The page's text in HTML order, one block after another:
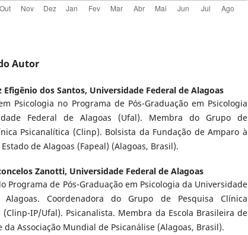
Autor
Efigênio dos Santos, Universidade Federal de Alagoas
Psicologia no Programa de Pós-Graduação em Psicologia
Federal de Alagoas (Ufal). Membra do Grupo de
Psicanalítica (Clinp). Bolsista da Fundação de Amparo à
de Alagoas (Fapeal) (Alagoas, Brasil).
Zanotti, Universidade Federal de Alagoas
Programa de Pós-Graduação em Psicologia da Universidade
Alagoas. Coordenadora do Grupo de Pesquisa Clínica
(Clinp-IP/Ufal). Psicanalista. Membra da Escola Brasileira de
da Associação Mundial de Psicanálise (Alagoas, Brasil).